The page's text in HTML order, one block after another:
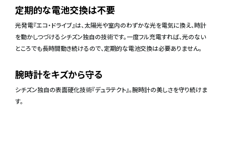
定期的な電池交換は不要
光発電『エコ・ドライブ』は、太陽光や室内のわずかな光を電気に換え、時計
を動かしつづけるシチズン独自の技術です。一度フル充電すれば、光のない
ところでも長時間動き続けるので、定期的な電池交換は必要ありません。
腕時計をキズから守る
シチズン独自の表面硬化技術『デュラテクト』。腕時計の美しさを守り続けま
す。